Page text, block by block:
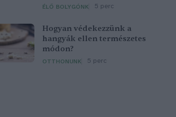
ÉLŐ BOLYGÓNK 5 perc
Hogyan védekezzünk a
hangyák ellen természetes
módon?
OTTHONUNK 5 perc